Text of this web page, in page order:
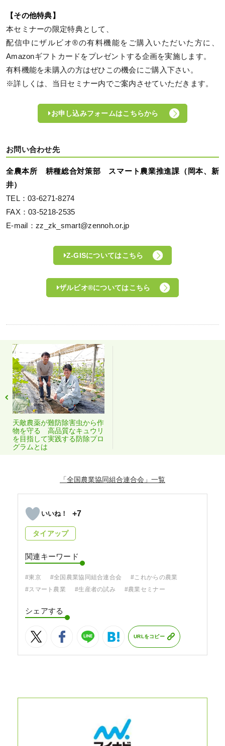
【その他特典】
本セミナーの限定特典として、
配信中にザルビオ®の有料機能をご購入いただいた方に、
Amazonギフトカードをプレゼントする企画を実施します。
有料機能を未購入の方はぜひこの機会にご購入下さい。
※詳しくは、当日セミナー内でご案内させていただきます。
お申し込みフォームはこちらから
お問い合わせ先
全農本所 耕種総合対策部 スマート農業推進課（岡本、新
井）
TEL：03-6271-8274
FAX：03-5218-2535
E-mail：zz_zk_smart@zennoh.or.jp
Z-GISについてはこちら
ザルビオ®についてはこちら
天敵農薬が難防除害虫から作
物を守る 高品質なキュウリ
を目指して実践する防除プロ
グラムとは
「全国農業協同組合連合会」
+7
タイアップ
関連キーワード
#東京 #全国農業協同組合連合会
#これからの農業
#スマート農業
#生産者の試み #農業セミナー
シェアする
URLをコピー